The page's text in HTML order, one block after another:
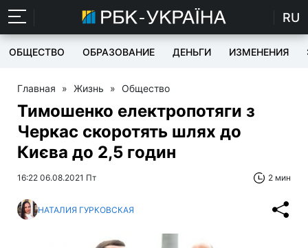
RU
ОБЩЕСТВО ОБРАЗОВАНИЕ ДЕНЬГИ ИЗМЕНЕНИЯ
Главная » Жизнь » Общество
Тимошенко електропотяги з
Черкас скоротять шлях до
Києва до 2,5 годин
16:22 06.08.2021 Пт 2 мин
НАТАЛИЯ ГУРКОВСКАЯ